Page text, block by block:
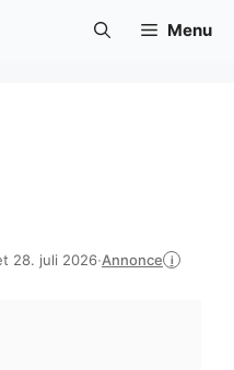
Menu
28. juli 2026·Annonce i